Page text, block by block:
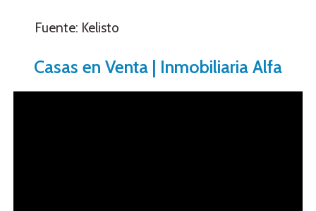
Fuente: Kelisto
Casas en Venta | Inmobiliaria Alfa